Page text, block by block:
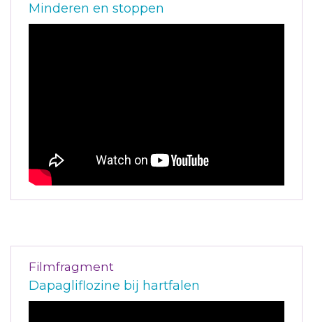
Minderen en stoppen
Filmfragment
Dapagliflozine bij hartfalen